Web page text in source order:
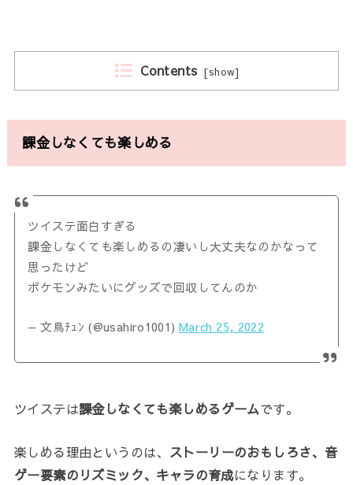
Contents [show]
課金しなくても楽しめる
ツイステ面白すぎる
課金しなくても楽しめるの凄いし大丈夫なのかなって
思ったけど
ポケモンみたいにグッズで回収してんのか
— 文鳥ﾁｭﾝ (@usahiro1001) March 25, 2022
ツイステは課金しなくても楽しめるゲームです。
楽しめる理由というのは、 ストーリーのおもしろさ、音
ゲー要素のリズミック、キャラの育成になります。